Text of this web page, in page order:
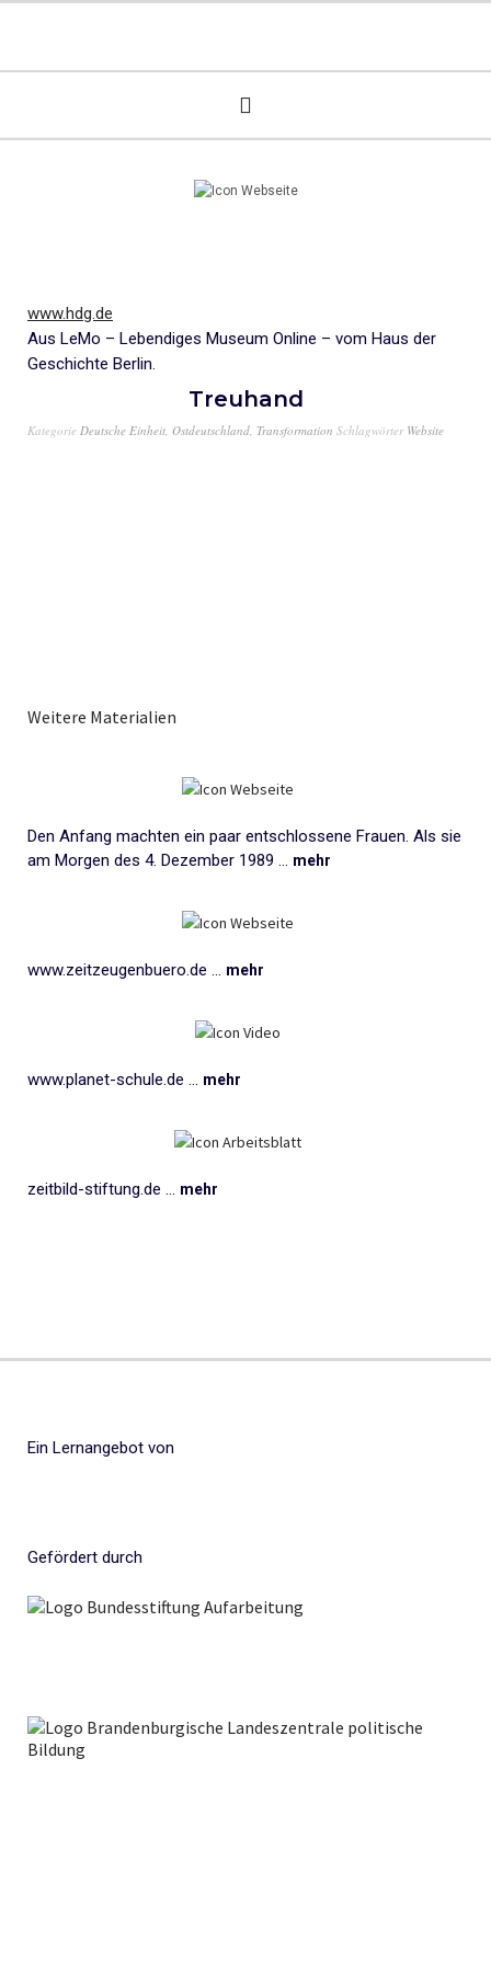
Treuhand
www.hdg.de
Aus LeMo – Lebendiges Museum Online – vom Haus der
Geschichte Berlin.
Kategorie Deutsche Einheit, Ostdeutschland, Transformation Schlagwörter Website
Weitere Materialien
Den Anfang machten ein paar entschlossene Frauen. Als sie
am Morgen des 4. Dezember 1989 ... mehr
www.zeitzeugenbuero.de ... mehr
www.planet-schule.de ... mehr
zeitbild-stiftung.de ... mehr
Ein Lernangebot von
Gefördert durch